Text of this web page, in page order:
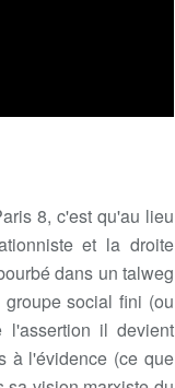
8, c'est qu'au lieu
et la droite
dans un talweg
social fini (ou
l'assertion il devient
à l'évidence (ce que